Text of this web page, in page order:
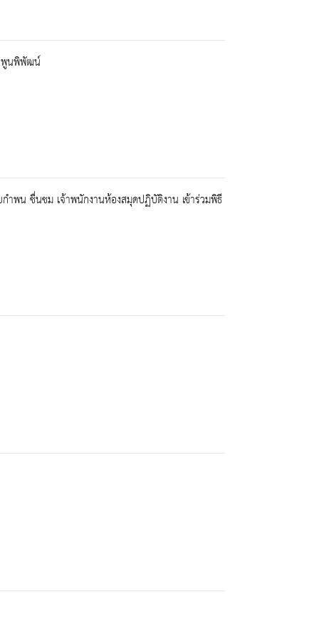
พูนพิพัฒน์
พน ชื่นชม เจ้าพนักงานห้องสมุดปฏิบัติงาน เข้าร่วมพิธี